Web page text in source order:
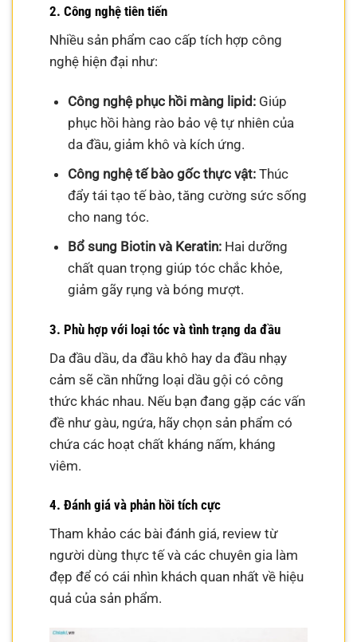
2. Công nghệ tiên tiến
Nhiều sản phẩm cao cấp tích hợp công
nghệ hiện đại như:
Công nghệ phục hồi màng lipid:Giúp
phục hồi hàng rào bảo vệ tự nhiên của
da đầu, giảm khô và kích ứng.
Công nghệ tế bào gốc thực vật:Thúc
đẩy tái tạo tế bào, tăng cường sức sống
cho nang tóc.
Bổ sung Biotin và Keratin:Hai dưỡng
chất quan trọng giúp tóc chắc khỏe,
giảm gãy rụng và bóng mượt.
3. Phù hợp với loại tóc và tình trạng da đầu
Da đầu dầu, da đầu khô hay da đầu nhạy
cảm sẽ cần những loại dầu gội có công
thức khác nhau. Nếu bạn đang gặp các vấn
đề như gàu, ngứa, hãy chọn sản phẩm có
chứa các hoạt chất kháng nấm, kháng
viêm.
4. Đánh giá và phản hồi tích cực
Tham khảo các bài đánh giá, review từ
người dùng thực tế và các chuyên gia làm
đẹp để có cái nhìn khách quan nhất về hiệu
quả của sản phẩm.